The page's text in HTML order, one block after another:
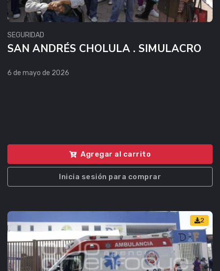
SEGURIDAD
SAN ANDRÉS CHOLULA . SIMULACRO
6 de mayo de 2026
Agregar al carrito
Inicia sesión para comprar
2